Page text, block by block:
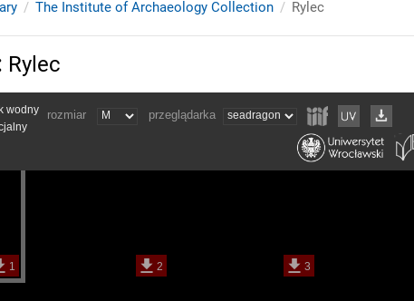
The Institute of Archaeology Collection Rylec
Rylec